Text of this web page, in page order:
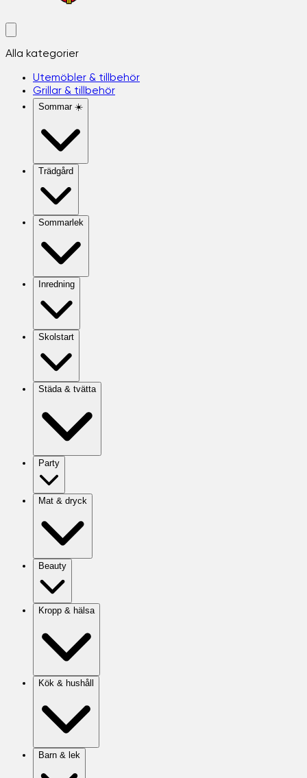
Alla kategorier
Utemöbler & tillbehör
Grillar & tillbehör
Sommar ☀️
Trädgård
Sommarlek
Inredning
Skolstart
Städa & tvätta
Party
Mat & dryck
Beauty
Kropp & hälsa
Kök & hushåll
Barn & lek